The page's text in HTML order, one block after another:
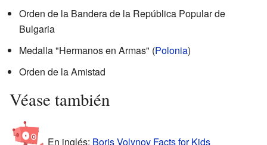
Orden de la Bandera de la República Popular de
Bulgaria
Medalla "Hermanos en Armas" (Polonia)
Orden de la Amistad
Véase también
En inglés: Boris Volynov Facts for Kids